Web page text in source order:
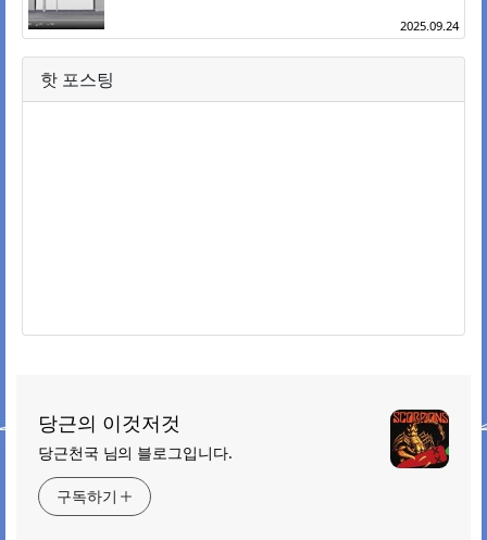
2025.09.24
핫 포스팅
당근의 이것저것
당근천국 님의 블로그입니다.
구독하기